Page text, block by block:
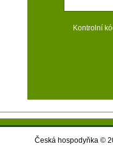
Kontrolní
Česká hospodyňka ©